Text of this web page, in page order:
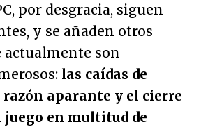
por desgracia, siguen
y se añaden otros
actualmente son
las caídas de
aparante y el cierre
juego en multitud de